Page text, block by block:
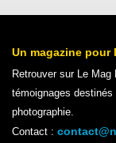
Un magazine
Retrouver sur Le Mag
témoignages
photographie.
Contact :